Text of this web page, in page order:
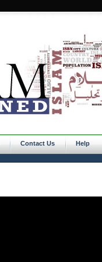
Contact Us Help